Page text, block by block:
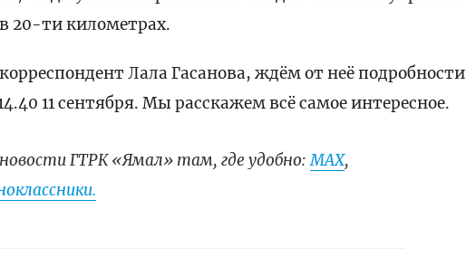
20-ти километрах.
Лала Гасанова, ждём от неё подробности
11 сентября. Мы расскажем всё самое интересное.
ГТРК «Ямал» там, где удобно:МАХ,